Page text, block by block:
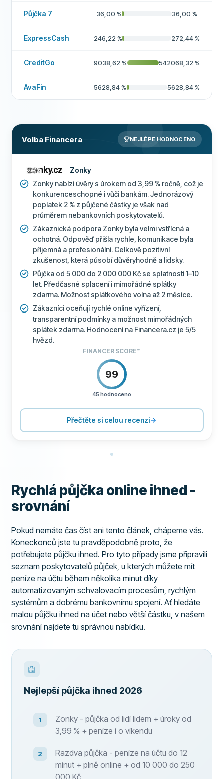
Půjčka 7 36,00 % 36,00 %
ExpressCash 246,22 % 272,44%
CreditGo 9038,62 % 542068,32 %
AvaFin 5628,84% 5628,84%
Volba Financera NEJLÉPE HODNOCENO
Zonky
Zonky nabízí úvěry s úrokem od 3,99 % ročně, což je
konkurenceschopné i vůči bankám. Jednorázový
poplatek 2 % z půjčené částky je však nad
průměrem nebankovních poskytovatelů.
Zákaznická podpora Zonky byla velmi vstřícná a
ochotná. Odpověď přišla rychle, komunikace byla
příjemná a profesionální. Celkově pozitivní
zkušenost, která působí důvěryhodně a lidsky.
Půjčka od 5 000 do 2 000 000 Kč se splatností 1–10
let. Předčasné splacení i mimořádné splátky
zdarma. Možnost splátkového volna až 2 měsíce.
Zákazníci oceňují rychlé online vyřízení,
transparentní podmínky a možnost mimořádných
splátek zdarma. Hodnocení na Financera.cz je 5/5
hvězd.
FINANCER SCORE™
99
45 hodnoceno
PODMÍNKY 100
Přečtěte si celou recenzi
Rychlá půjčka online ihned -
srovnání
Pokud nemáte čas číst ani tento článek, chápeme vás.
Koneckonců jste tu pravděpodobně proto, že
potřebujete půjčku ihned. Pro tyto případy jsme připravili
seznam poskytovatelů půjček, u kterých můžete mít
peníze na účtu během několika minut díky
automatizovaným schvalovacím procesům, rychlým
systémům a dobrému bankovnímu spojení. Ať hledáte
malou půjčku ihned na účet nebo větší částku, v našem
srovnání najdete tu správnou nabídku.
Nejlepší půjčka ihned 2026
Zonky - půjčka od lidí lidem + úroky od
3,99 % + peníze i o víkendu
Razdva půjčka - peníze na účtu do 12
minut + plně online + od 10 000 do 250
000 Kč